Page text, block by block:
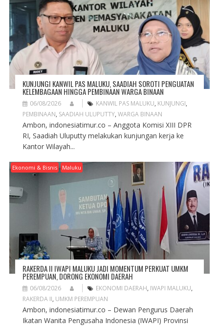
O
N
KUNJUNGI KANWIL PAS MALUKU, SAADIAH SOROTI PENGUATAN
KELEMBAGAAN HINGGA PEMBINAAN WARGA BINAAN
06/08/2026 KANWIL PAS MALUKU, KUNJUNGI,
PEMBINAAN, SAADIAH ULUPUTTY, WARGA BINAAN
Ambon, indonesiatimur.co – Anggota Komisi XIII DPR
RI, Saadiah Uluputty melakukan kunjungan kerja ke
Kantor Wilayah...
Ekonomi & Bisnis Maluku
RAKERDA II IWAPI MALUKU JADI MOMENTUM PERKUAT UMKM
PEREMPUAN, DORONG EKONOMI DAERAH
06/08/2026 EKONOMI DAERAH, IWAPI MALUKU,
RAKERDA II, UMKM PEREMPUAN
Ambon, indonesiatimur.co – Dewan Pengurus Daerah
Ikatan Wanita Pengusaha Indonesia (IWAPI) Provinsi